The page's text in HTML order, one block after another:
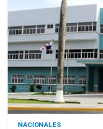
NACIONALES